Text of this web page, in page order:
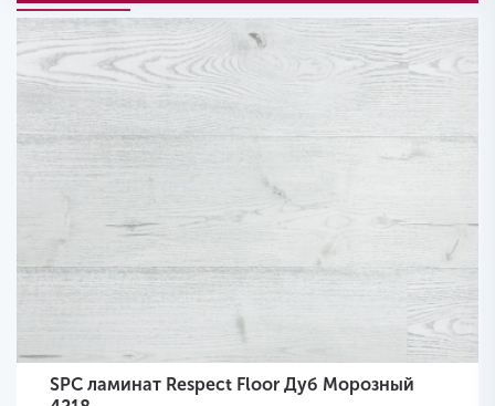
SPC ламинат Respect Floor Дуб Морозный